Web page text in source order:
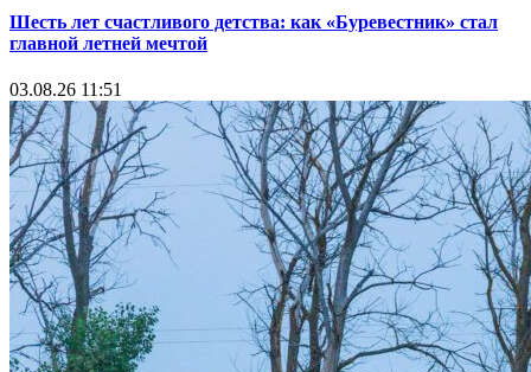
Шесть лет счастливого детства: как «Буревестник» стал
главной летней мечтой
03.08.26 11:51